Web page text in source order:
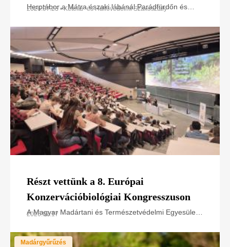
Herptábor a Mátra északi lábánál Parádfürdőn és
2026.07.23 • Kétéltű- és Hüllővédelmi Szakosztály
Részt vettünk a 8. Európai
Konzervációbiológiai Kongresszuson
A Magyar Madártani és Természetvédelmi Egyesület
tapasztalatait mutatta be az European Congress of
2026.07.17
Madárgyűrűzés